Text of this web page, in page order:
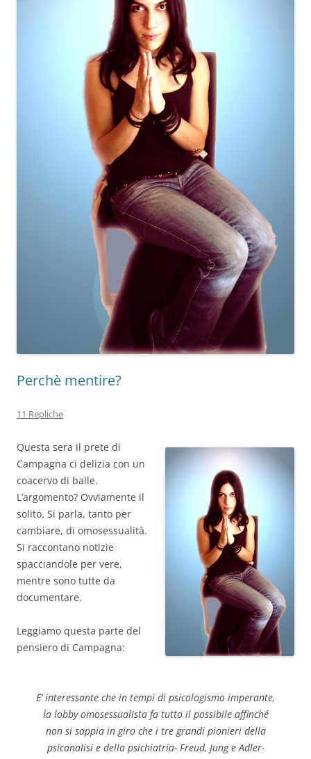
Perchè mentire?
11 Repliche
Questa sera il prete di
Campagna ci delizia con un
coacervo di balle.
L’argomento? Ovviamente il
solito. Si parla, tanto per
cambiare, di omosessualità.
Si raccontano notizie
spacciandole per vere,
mentre sono tutte da
documentare.
Leggiamo questa parte del
pensiero di Campagna:
E’ interessante che in tempi di psicologismo imperante,
la lobby omosessualista fa tutto il possibile affinché
non si sappia in giro che i tre grandi pionieri della
psicanalisi e della psichiatria- Freud, Jung e Adler-